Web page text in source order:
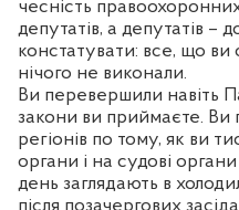
чесність
депутатів, а депутатів –
констатувати: все, що ви
нічого не виконали.
Ви перевершили навіть
закони ви приймаєте.
регіонів по тому, як ви
органи і на судові
день заглядають в